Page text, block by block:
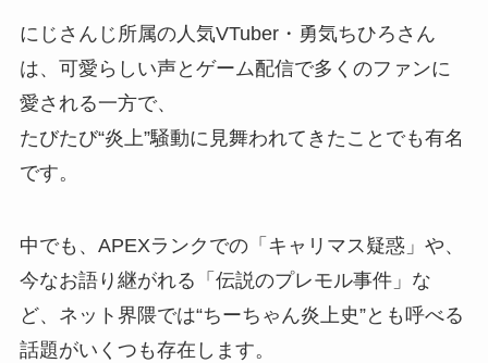
にじさんじ所属の人気VTuber・勇気ちひろさん
は、可愛らしい声とゲーム配信で多くのファンに
愛される一方で、
たびたび“炎上”騒動に見舞われてきたことでも有名
です。
中でも、APEXランクでの「キャリマス疑惑」や、
今なお語り継がれる「伝説のプレモル事件」な
ど、ネット界隈では“ちーちゃん炎上史”とも呼べる
話題がいくつも存在します。